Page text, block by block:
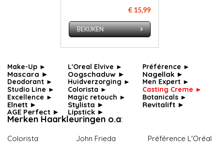
€ 15,99
BEKIJKEN
Make-Up ► L'Oreal Elvive ► Préférence ►
Mascara ► Oogschaduw ► Nagellak ►
Deodorant ► Huidverzorging ►
Men Expert ►
Studio Line ►
Colorista ►
Casting Creme ►
Ex­cel­len­ce ►
Ma­gic re­touch ► Botanicals ►
Elnett ► Stylista ► Revitalift ►
AGE Perfect ► Lipstick ►
Merken Haarkleuringen o.a:
Colorista John Frieda
Préférence L'Oréal